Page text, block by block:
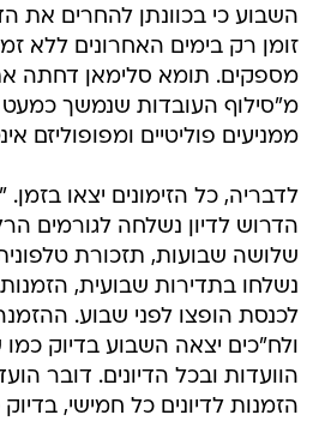
השבוע כי בכוונתן להחרים את
זומן רק בימים האחרונים ללא
מספקים. תומא סלימאן דחתה
מ"סילוף העובדות שנמשך כמעט
ממניעים פוליטיים ומפופוליזם
לדבריה, כל הזימונים יצאו
הדרוש לדיון נשלחה לגורמים
שלושה שבועות, תזכורת
נשלחו בתדירות שבועית,
לכנסת הופצו לפני שבוע.
ולח"כים יצאה השבוע בדיוק
הוועדות ובכל הדיונים. דובר
הזמנות לדיונים כל חמישי,